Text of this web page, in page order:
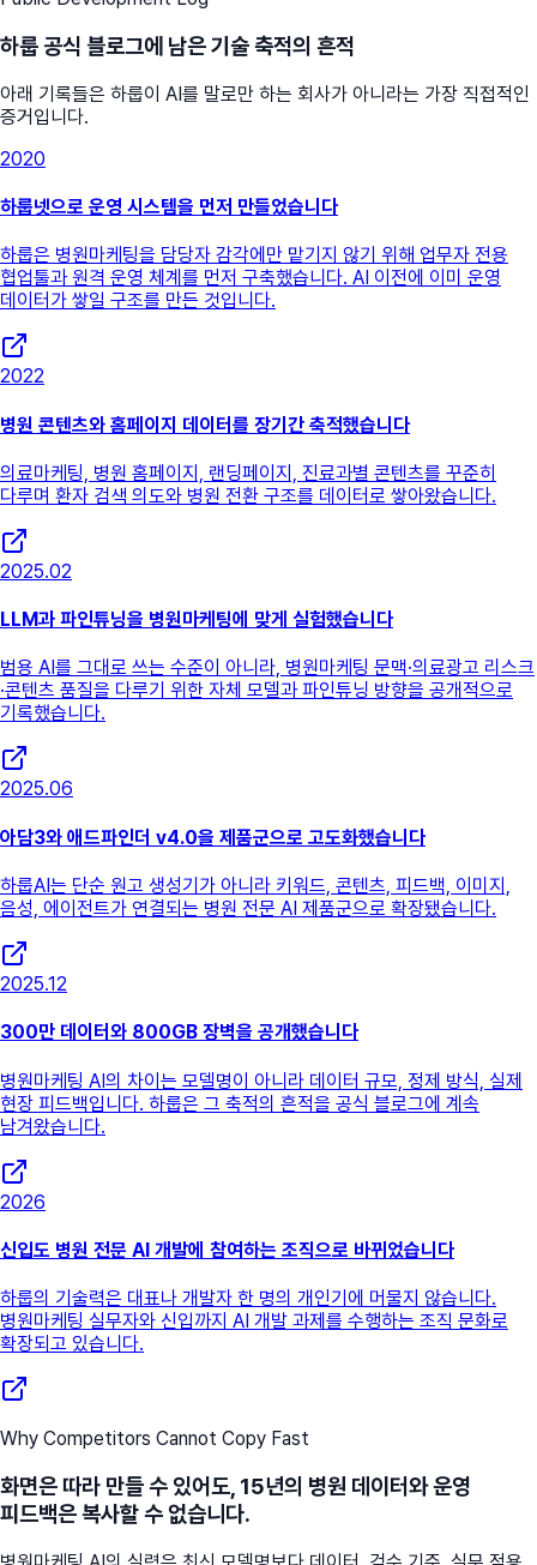
하룹 공식 블로그에 남은 기술 축적의 흔적
아래 기록들은 하룹이 AI를 말로만 하는 회사가 아니라는 가장 직접적인
증거입니다.
2020
하룹넷으로 운영 시스템을 먼저 만들었습니다
하룹은 병원마케팅을 담당자 감각에만 맡기지 않기 위해 업무자 전용
협업툴과 원격 운영 체계를 먼저 구축했습니다. AI 이전에 이미 운영
데이터가 쌓일 구조를 만든 것입니다.
2022
병원 콘텐츠와 홈페이지 데이터를 장기간 축적했습니다
의료마케팅, 병원 홈페이지, 랜딩페이지, 진료과별 콘텐츠를 꾸준히
다루며 환자 검색 의도와 병원 전환 구조를 데이터로 쌓아왔습니다.
2025.02
LLM과 파인튜닝을 병원마케팅에 맞게 실험했습니다
범용 AI를 그대로 쓰는 수준이 아니라, 병원마케팅 문맥·의료광고 리스크
·콘텐츠 품질을 다루기 위한 자체 모델과 파인튜닝 방향을 공개적으로
기록했습니다.
2025.06
아담3와 애드파인더 v4.0을 제품군으로 고도화했습니다
하룹AI는 단순 원고 생성기가 아니라 키워드, 콘텐츠, 피드백, 이미지,
음성, 에이전트가 연결되는 병원 전문 AI 제품군으로 확장됐습니다.
2025.12
300만 데이터와 800GB 장벽을 공개했습니다
병원마케팅 AI의 차이는 모델명이 아니라 데이터 규모, 정제 방식, 실제
현장 피드백입니다. 하룹은 그 축적의 흔적을 공식 블로그에 계속
남겨왔습니다.
2026
신입도 병원 전문 AI 개발에 참여하는 조직으로 바뀌었습니다
하룹의 기술력은 대표나 개발자 한 명의 개인기에 머물지 않습니다.
병원마케팅 실무자와 신입까지 AI 개발 과제를 수행하는 조직 문화로
확장되고 있습니다.
Why Competitors Cannot Copy Fast
화면은 따라 만들 수 있어도, 15년의 병원 데이터와 운영
피드백은 복사할 수 없습니다.